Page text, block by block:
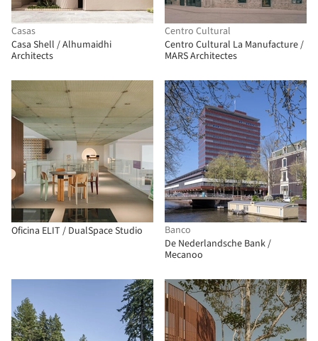
Casas
Casa Shell / Alhumaidhi
Architects
Centro Cultural
Centro Cultural La Manufacture /
MARS Architectes
Oficina ELIT / DualSpace Studio
Banco
De Nederlandsche Bank /
Mecanoo